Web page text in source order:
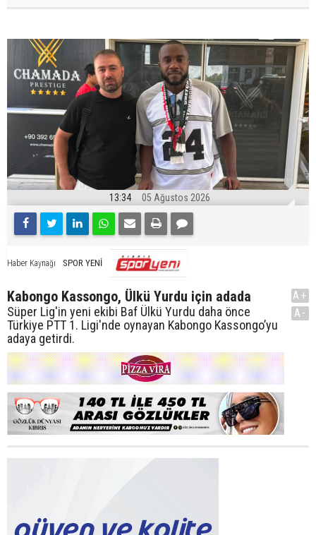
13:34 05 Ağustos 2026
Haber Kaynağı SPOR YENİ
Kabongo Kassongo, Ülkü Yurdu için adada
Süper Lig'in yeni ekibi Baf Ülkü Yurdu daha önce
Türkiye PTT 1. Ligi'nde oynayan Kabongo Kassongo’yu
adaya getirdi.
A+
A-